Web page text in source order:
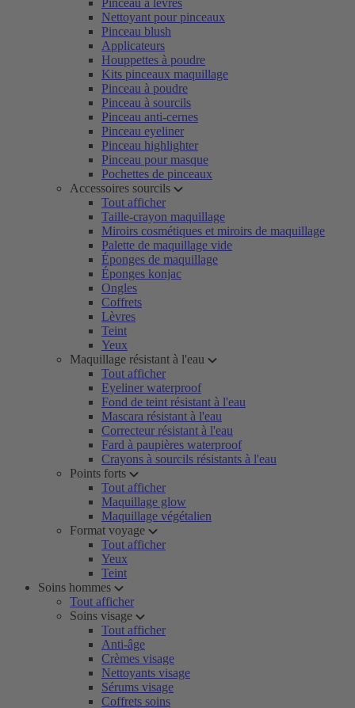
Pinceau à lèvres
Nettoyant pour pinceaux
Pinceau blush
Applicateurs
Houppettes à poudre
Kits pinceaux maquillage
Pinceau à poudre
Pinceau à sourcils
Pinceau anti-cernes
Pinceau eyeliner
Pinceau highlighter
Pinceau pour masque
Pochettes de pinceaux
Accessoires sourcils
Tout afficher
Taille-crayon maquillage
Miroirs cosmétiques et miroirs de maquillage
Palette de maquillage vide
Éponges de maquillage
Éponges konjac
Ongles
Coffrets
Lèvres
Teint
Yeux
Maquillage résistant à l'eau
Tout afficher
Eyeliner waterproof
Fond de teint résistant à l'eau
Mascara résistant à l'eau
Correcteur résistant à l'eau
Fard à paupières waterproof
Crayons à sourcils résistants à l'eau
Points forts
Tout afficher
Maquillage glow
Maquillage végétalien
Format voyage
Tout afficher
Yeux
Teint
Soins hommes
Tout afficher
Soins visage
Tout afficher
Anti-âge
Crèmes visage
Nettoyants visage
Sérums visage
Coffrets soins